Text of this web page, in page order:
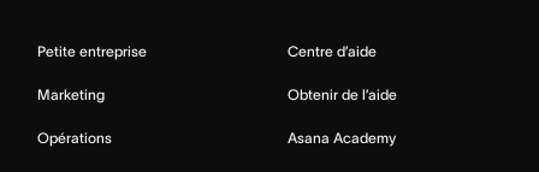
Petite entreprise
Marketing
Opérations
Centre d’aide
Obtenir de l’aide
Asana Academy